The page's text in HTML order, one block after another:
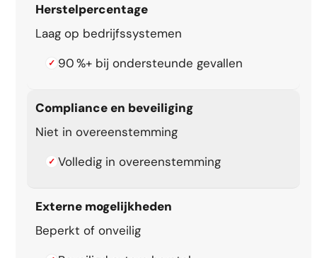
Herstelpercentage
Laag op bedrijfssystemen
✓ 90 %+ bij ondersteunde gevallen
Compliance en beveiliging
Niet in overeenstemming
✓ Volledig in overeenstemming
Externe mogelijkheden
Beperkt of onveilig